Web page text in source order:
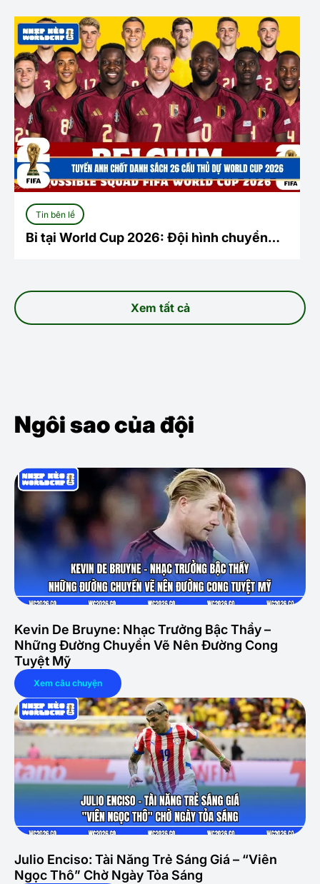
Xem tất cả
Tin bên lề
Bỉ tại World Cup 2026: Đội hình chuyển
Ngôi sao của đội
Kevin De Bruyne: Nhạc Trưởng Bậc Thầy –
Những Đường Chuyền Vẽ Nên Đường Cong
Tuyệt Mỹ
Xem câu chuyện
Julio Enciso: Tài Năng Trẻ Sáng Giá – “Viên
Ngọc Thô” Chờ Ngày Tỏa Sáng